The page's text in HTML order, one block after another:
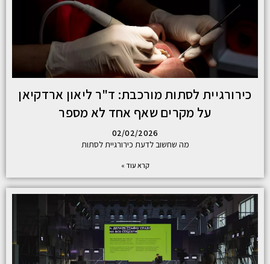
כירורגיית לסתות מורכבת: ד"ר ליאון ארדקיאן
על מקרים שאף אחד לא מספר
02/02/2026
מה שחשוב לדעת כירורגיית לסתות
קרא עוד »